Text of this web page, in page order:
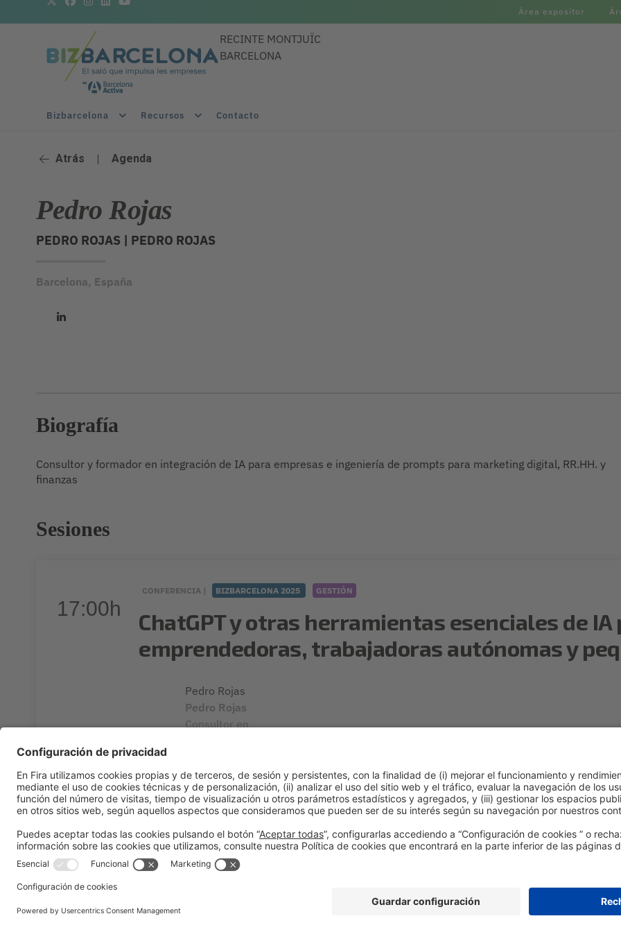
Área expositor
RECINTE MONTJUÏC
BARCELONA
Bizbarcelona Recursos Contacto
Atrás | Agenda
Pedro Rojas
PEDRO ROJAS | PEDRO ROJAS
Barcelona, España
Biografía
Consultor y formador en integración de IA para empresas e ingeniería de prompts para marketing digital, RR.HH. y
finanzas
Sesiones
17:00h
CONFERENCIA | BIZBARCELONA 2025 GESTIÓN
ChatGPT y otras herramientas esenciales de IA
emprendedoras, trabajadoras autónomas y
Pedro Rojas
Pedro Rojas
Consultor en
#Competitividad y crecimiento
Mié 15 17:00h - 18:00h Lideratge i talent Abierto